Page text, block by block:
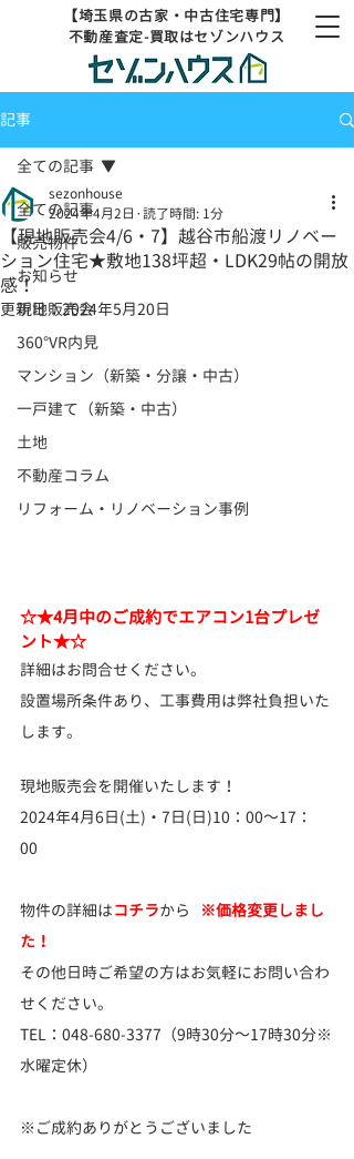
【埼玉県の古家・中古住宅専門】
不動産査定-買取はセゾンハウス
記事
全ての記事
販売物件
お知らせ
現地販売会
360°VR内見
マンション（新築・分譲・中古）
一戸建て（新築・中古）
土地
不動産コラム
リフォーム・リノベーション事例
全ての記事
【現地販売会4/6・7】越谷市船渡リノベー
ション住宅★敷地138坪超・LDK29帖の開放
感！
sezonhouse
2024年4月2日 読了時間: 1分
更新日：2024年5月20日
☆★4月中のご成約でエアコン1台プレゼ
ント★☆
詳細はお問合せください。
設置場所条件あり、工事費用は弊社負担いた
します。
現地販売会を開催いたします！
2024年4月6日(土)・7日(日)10：00～17：
00
物件の詳細はコチラから
※価格変更しまし
た！
その他日時ご希望の方はお気軽にお問い合わ
せください。
TEL：048-680-3377（9時30分～17時30分※
水曜定休）
※ご成約ありがとうございました